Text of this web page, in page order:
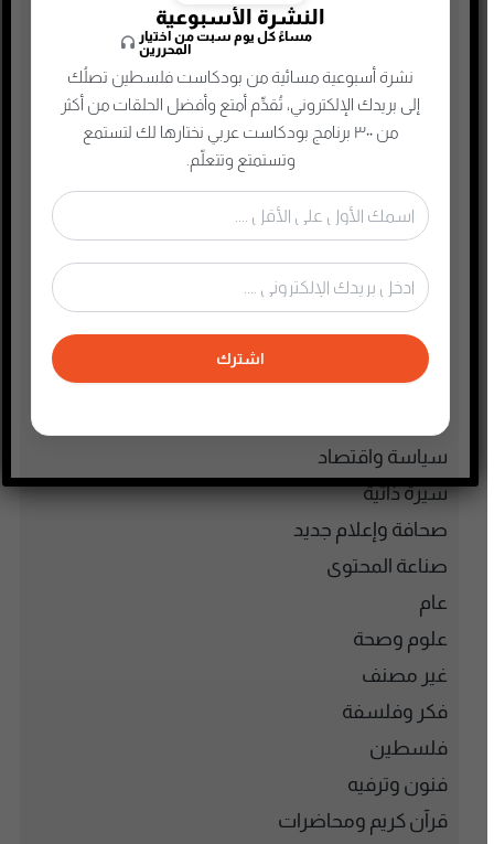
التجارة الإلكترونية
الذكاء الإصطناعي
الطفل والحياة الأسرية
تعليم وثقافة
تكنولوجيا وتقنية
جريمة وغموض واحتيال
حقوق وقانون
حلقات مميزة
ريادة الأعمال
رياضة
سياسة واقتصاد
سيرة ذاتية
صحافة وإعلام جديد
صناعة المحتوى
عام
علوم وصحة
غير مصنف
فكر وفلسفة
فلسطين
فنون وترفيه
قرآن كريم ومحاضرات
النشرة الأسبوعية
مساءً كل يوم سبت من اختيار
المحررين
نشرة أسبوعية مسائية من بودكاست فلسطين تصلُك
إلى بريدك الإلكتروني، تُقدِّم أمتع وأفضل الحلقات من أكثر
من ٣٠٠ برنامج بودكاست عربي نختارها لك لتستمع
وتستمتع وتتعلّم.
اشترك